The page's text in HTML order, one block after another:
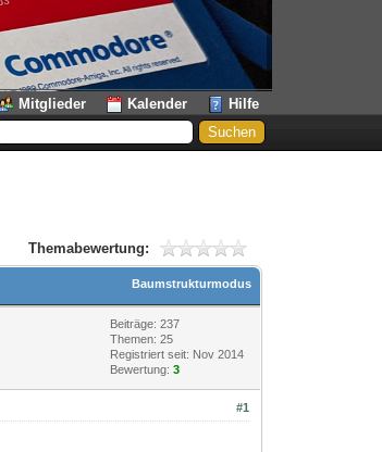
Mitglieder Kalender
Hilfe
Themabewertung:
Baumstrukturmodus
Beiträge: 237
Themen: 25
Registriert seit: Nov 2014
Bewertung:3
#1